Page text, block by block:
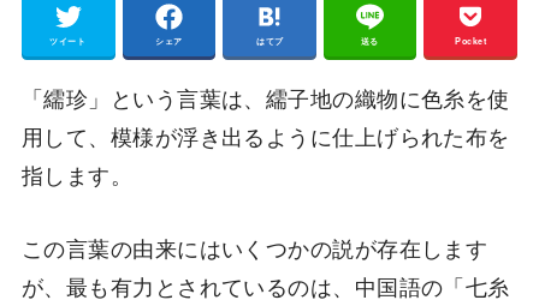
ツイート シェア はてブ 送る Pocket
「繻珍」という言葉は、繻子地の織物に色糸を使
用して、模様が浮き出るように仕上げられた布を
指します。
この言葉の由来にはいくつかの説が存在します
が、最も有力とされているのは、中国語の「七糸